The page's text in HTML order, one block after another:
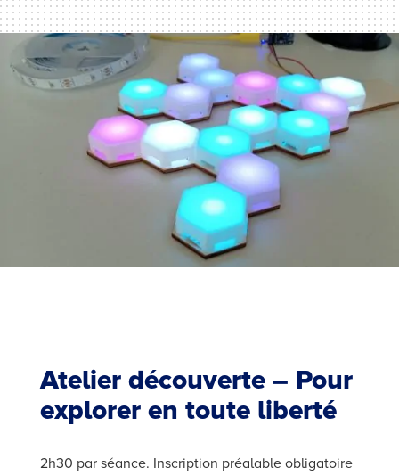
Atelier découverte – Pour
explorer en toute liberté
2h30 par séance. Inscription préalable obligatoire